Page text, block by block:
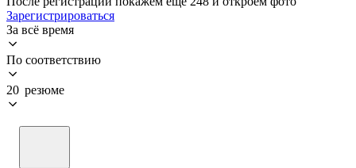
Зарегистрироваться
За всё время
По соответствию
20 резюме